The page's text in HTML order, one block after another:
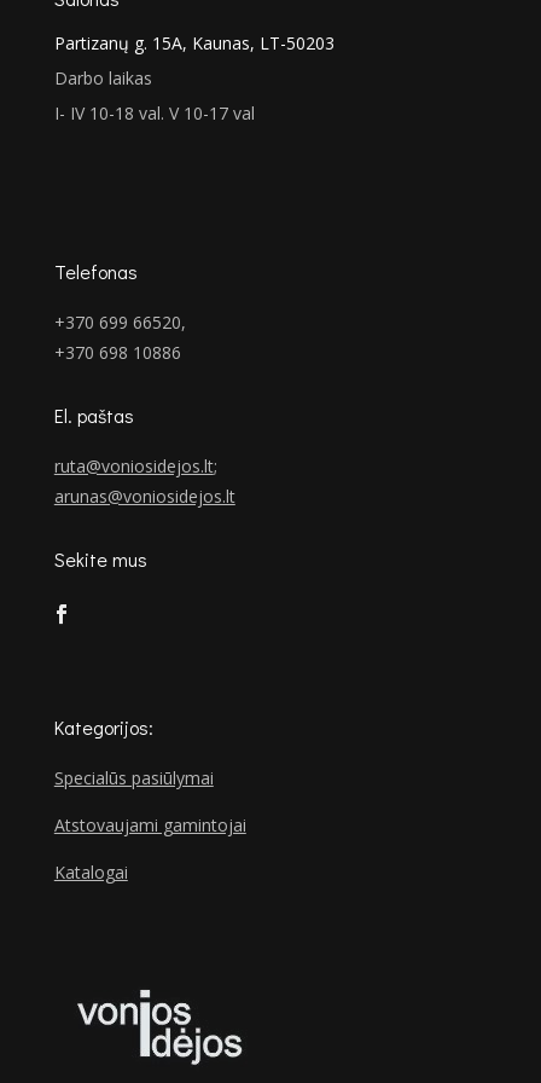
Partizanų g. 15A, Kaunas, LT-50203
Darbo laikas
I- IV 10-18 val. V 10-17 val
Telefonas
+370 699 66520,
+370 698 10886
El. paštas
ruta@voniosidejos.lt;
arunas@voniosidejos.lt
Sekite mus
Kategorijos:
Specialūs pasiūlymai
Atstovaujami gamintojai
Katalogai